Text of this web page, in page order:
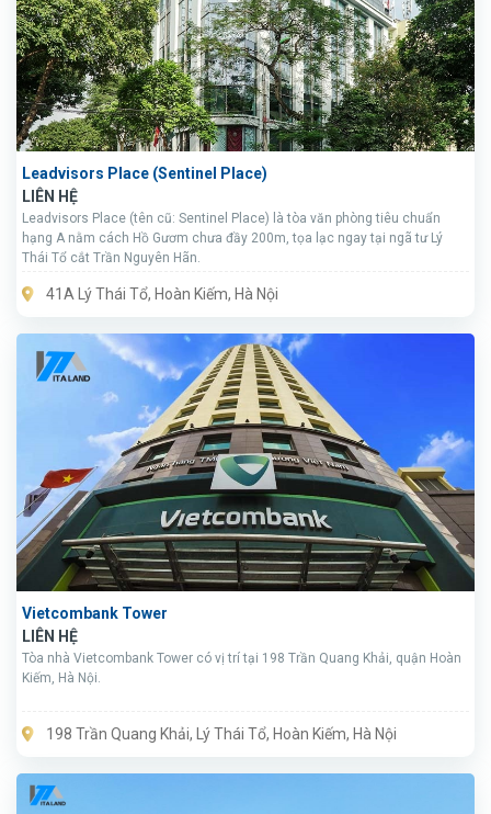
Leadvisors Place (Sentinel Place)
LIÊN HỆ
Leadvisors Place (tên cũ: Sentinel Place) là tòa văn phòng tiêu chuẩn
hạng A nằm cách Hồ Gươm chưa đầy 200m, tọa lạc ngay tại ngã tư Lý
Thái Tổ cắt Trần Nguyên Hãn.
41A Lý Thái Tổ, Hoàn Kiếm, Hà Nội
Vietcombank Tower
LIÊN HỆ
Tòa nhà Vietcombank Tower có vị trí tại 198 Trần Quang Khải, quận Hoàn
Kiếm, Hà Nội.
198 Trần Quang Khải, Lý Thái Tổ, Hoàn Kiếm, Hà Nội